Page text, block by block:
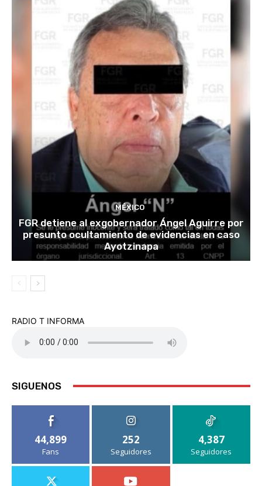
MÉXICO
FGR detiene al exgobernador Ángel Aguirre por
presunto ocultamiento de evidencias en caso
Ayotzinapa
RADIO T INFORMA
SIGUENOS
44,899
Fans
252
Seguidores
4,387
Seguidores